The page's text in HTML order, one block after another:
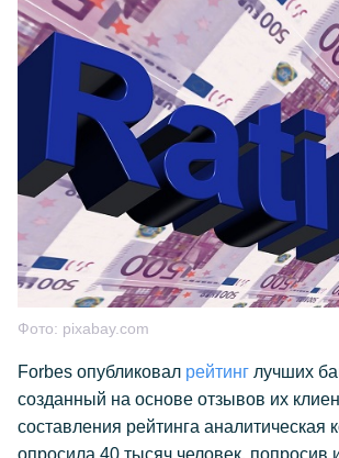
Фото: pixabay.com
Forbes опубликовал рейтинг лучших
созданный на основе отзывов их
составления рейтинга аналитическая
опросила 40 тысяч человек, попросив